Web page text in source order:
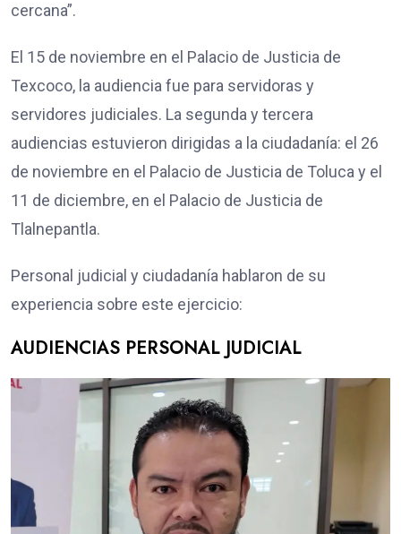
cercana”.
El 15 de noviembre en el Palacio de Justicia de
Texcoco, la audiencia fue para servidoras y
servidores judiciales. La segunda y tercera
audiencias estuvieron dirigidas a la ciudadanía: el 26
de noviembre en el Palacio de Justicia de Toluca y el
11 de diciembre, en el Palacio de Justicia de
Tlalnepantla.
Personal judicial y ciudadanía hablaron de su
experiencia sobre este ejercicio:
AUDIENCIAS PERSONAL JUDICIAL